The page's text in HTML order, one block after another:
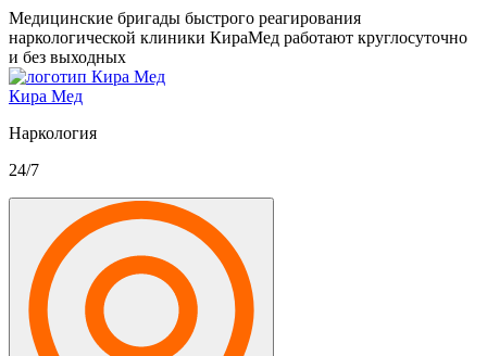
Медицинские бригады быстрого реагирования
наркологической клиники КираМед работают круглосуточно
и без выходных
Кира Мед
Наркология
24/7